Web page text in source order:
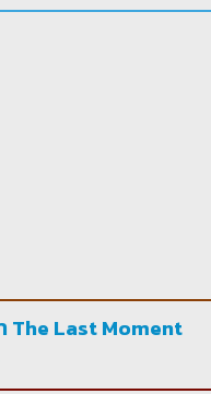
The Last Moment